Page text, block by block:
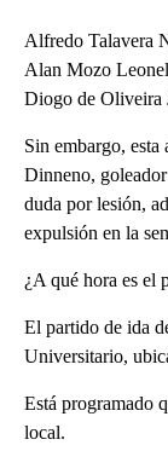
Alfredo Talavera
Alan Mozo
Diogo de Oliveira
Sin embargo,
Dinneno,
duda por lesión,
expulsión en la
¿A qué hora es el
El partido de ida
Universitario,
Está programado
local.